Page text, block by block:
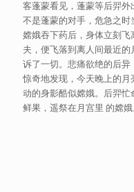
客蓬蒙看见，蓬蒙等后羿
不是蓬蒙的对手，危急之时
嫦娥吞下药后，身体立刻
夫，便飞落到离人间最近的
诉了一切。悲痛欲绝的后
惊奇地发现，今天晚上的
动的身影酷似嫦娥。 后羿
鲜果，遥祭在月宫里 的嫦